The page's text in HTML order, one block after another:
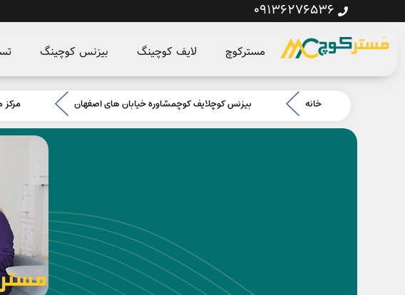
09136276536
مسترکوچ لایف کوچینگ بیزنس کوچینگ
خانه بیزنس کوچلایف کوچمشاوره خیابان های اصفهان مرکز